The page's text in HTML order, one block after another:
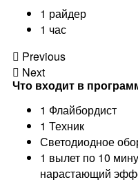
1 райдер
1 час
Previous
Next
Что входит в
1 Флайбордист
1 Техник
Светодиодное
1 вылет по 10
нарастающий